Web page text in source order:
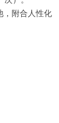
，附合人性化